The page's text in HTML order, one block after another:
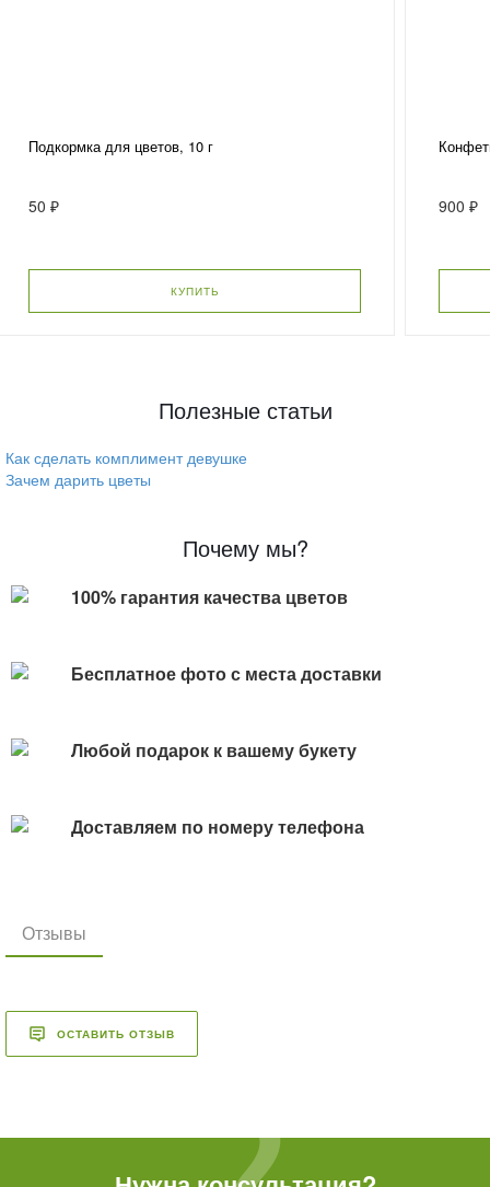
Подкормка для цветов, 10 г
50 ₽
КУПИТЬ
900 ₽
Полезные статьи
Как сделать комплимент девушке
Зачем дарить цветы
Почему мы?
100% гарантия качества цветов
Бесплатное фото с места доставки
Любой подарок к вашему букету
Доставляем по номеру телефона
Отзывы
ОСТАВИТЬ ОТЗЫВ